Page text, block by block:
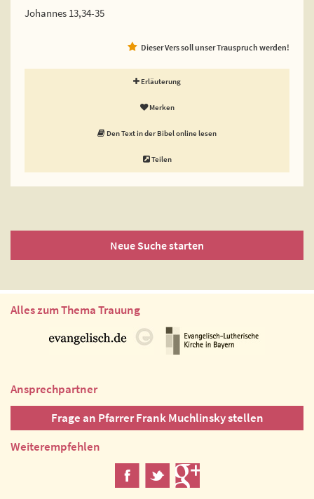
Johannes 13,34-35
Dieser Vers soll unser Trauspruch werden!
Erläuterung
Merken
Den Text in der Bibel online lesen
Teilen
Neue Suche starten
Alles zum Thema Trauung
Ansprechpartner
Frage an Pfarrer Frank Muchlinsky stellen
Weiterempfehlen